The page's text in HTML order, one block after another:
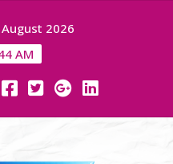
2026
AM